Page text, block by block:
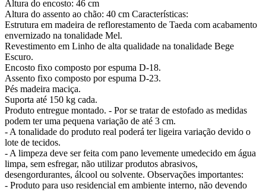
Altura do encosto: 46 cm
Altura do assento ao chão: 40 cm Características:
Estrutura em madeira de reflorestamento de Taeda com acabamento
envernizado na tonalidade Mel.
Revestimento em Linho de alta qualidade na tonalidade Bege
Escuro.
Encosto fixo composto por espuma D-18.
Assento fixo composto por espuma D-23.
Pés madeira maciça.
Suporta até 150 kg cada.
Produto entregue montado. - Por se tratar de estofado as medidas
podem ter uma pequena variação de até 3 cm.
- A tonalidade do produto real poderá ter ligeira variação devido o
lote de tecidos.
- A limpeza deve ser feita com pano levemente umedecido em água
limpa, sem esfregar, não utilizar produtos abrasivos,
desengordurantes, álcool ou solvente. Observações importantes:
- Produto para uso residencial em ambiente interno, não devendo